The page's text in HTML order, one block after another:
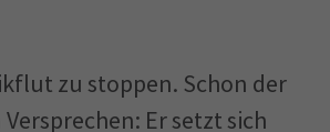
zu stoppen. Schon der
Er setzt sich